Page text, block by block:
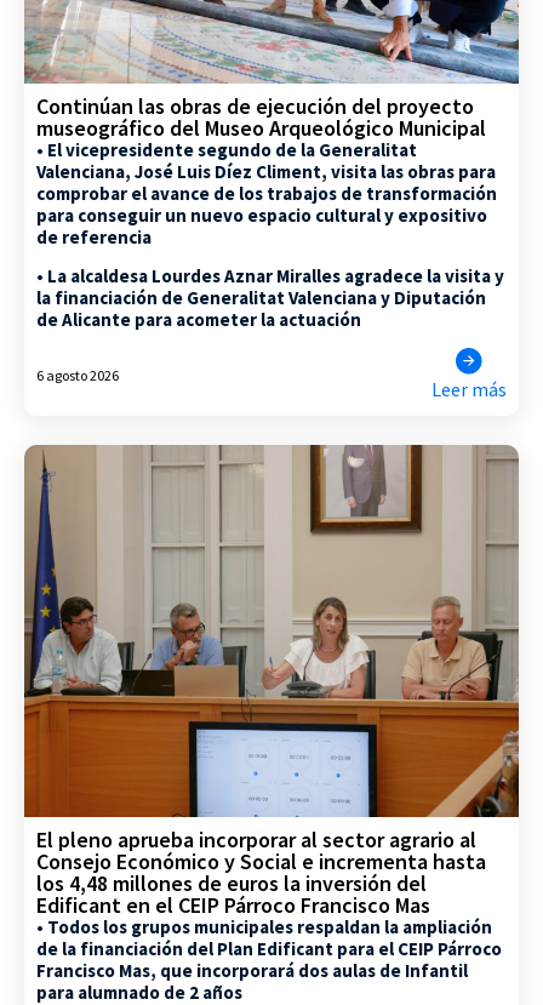
Continúan las obras de ejecución del proyecto
museográfico del Museo Arqueológico Municipal
• El vicepresidente segundo de la Generalitat
Valenciana, José Luis Díez Climent, visita las obras para
comprobar el avance de los trabajos de transformación
para conseguir un nuevo espacio cultural y expositivo
de referencia
• La alcaldesa Lourdes Aznar Miralles agradece la visita y
la financiación de Generalitat Valenciana y Diputación
de Alicante para acometer la actuación
6 agosto 2026
Leer más
El pleno aprueba incorporar al sector agrario al
Consejo Económico y Social e incrementa hasta
los 4,48 millones de euros la inversión del
Edificant en el CEIP Párroco Francisco Mas
• Todos los grupos municipales respaldan la ampliación
de la financiación del Plan Edificant para el CEIP Párroco
Francisco Mas, que incorporará dos aulas de Infantil
para alumnado de 2 años